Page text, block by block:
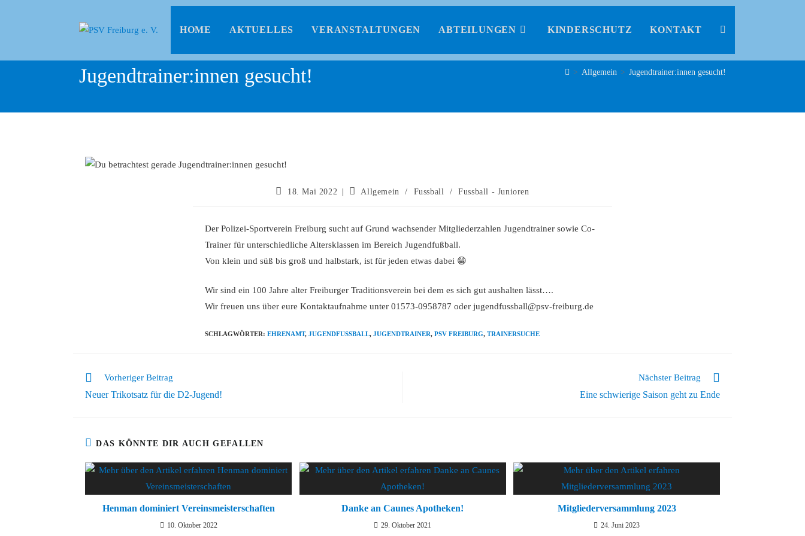
HOME AKTUELLES VERANSTALTUNGEN ABTEILUNGEN KINDERSCHUTZ KONTAKT
Jugendtrainer:innen gesucht! > Allgemein > Jugendtrainer:innen gesucht!
18. Mai 2022 Allgemein / Fussball / Fussball - Junioren
Der Polizei-Sportverein Freiburg sucht auf Grund wachsender Mitgliederzahlen Jugendtrainer sowie Co-
Trainer für unterschiedliche Altersklassen im Bereich Jugendfußball.
Von klein und süß bis groß und halbstark, ist für jeden etwas dabei 😁
Wir sind ein 100 Jahre alter Freiburger Traditionsverein bei dem es sich gut aushalten lässt….
Wir freuen uns über eure Kontaktaufnahme unter 01573-0958787 oder jugendfussball@psv-freiburg.de
SCHLAGWÖRTER: EHRENAMT, JUGENDFUSSBALL, JUGENDTRAINER, PSV FREIBURG, TRAINERSUCHE
Vorheriger Beitrag
Neuer Trikotsatz für die D2-Jugend!
Nächster Beitrag
Eine schwierige Saison geht zu Ende
DAS KÖNNTE DIR AUCH GEFALLEN
Henman dominiert Vereinsmeisterschaften
10. Oktober 2022
Danke an Caunes Apotheken!
29. Oktober 2021
Mitgliederversammlung 2023
24. Juni 2023